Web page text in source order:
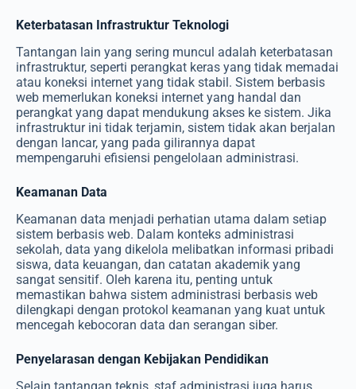
Keterbatasan Infrastruktur Teknologi
Tantangan lain yang sering muncul adalah keterbatasan
infrastruktur, seperti perangkat keras yang tidak memadai
atau koneksi internet yang tidak stabil. Sistem berbasis
web memerlukan koneksi internet yang handal dan
perangkat yang dapat mendukung akses ke sistem. Jika
infrastruktur ini tidak terjamin, sistem tidak akan berjalan
dengan lancar, yang pada gilirannya dapat
mempengaruhi efisiensi pengelolaan administrasi.
Keamanan Data
Keamanan data menjadi perhatian utama dalam setiap
sistem berbasis web. Dalam konteks administrasi
sekolah, data yang dikelola melibatkan informasi pribadi
siswa, data keuangan, dan catatan akademik yang
sangat sensitif. Oleh karena itu, penting untuk
memastikan bahwa sistem administrasi berbasis web
dilengkapi dengan protokol keamanan yang kuat untuk
mencegah kebocoran data dan serangan siber.
Penyelarasan dengan Kebijakan Pendidikan
Selain tantangan teknis, staf administrasi juga harus